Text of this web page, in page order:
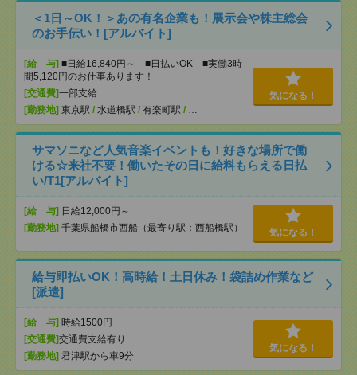
＜1日～OK！＞あの有名企業も！展示会や株主総会
のお手伝い！[アルバイト]
[給 与] ■日給16,840円～ ■日払いOK ■実働3時
間5,120円のお仕事あります！
[交通費]一部支給
[勤務地] 東京駅 / 水道橋駅 / 有楽町駅 / …
気になる！
サマソニなど人気音楽イベントも！好きな場所で働
ける☆来社不要！働いたその日に給料もらえる日払
い/T1[アルバイト]
[給 与] 日給12,000円～
[勤務地] 千葉県船橋市西船（最寄り駅：西船橋駅） 気になる！
給与即払いOK！高時給！土日休み！袋詰め作業など
[派遣]
[給 与] 時給1500円
[交通費]交通費支給有り
[勤務地] 君津駅から車9分
気になる！